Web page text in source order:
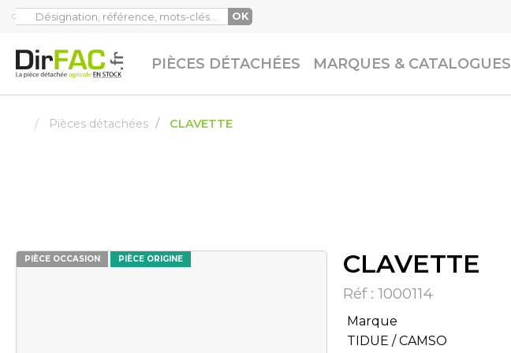
OK
PIÈCES DÉTACHÉES MARQUES & CATALOGUES
Pièces détachées CLAVETTE
PIÈCE OCCASION PIÈCE ORIGINE CLAVETTE
Réf : 1000114
Marque
TIDUE / CAMSO